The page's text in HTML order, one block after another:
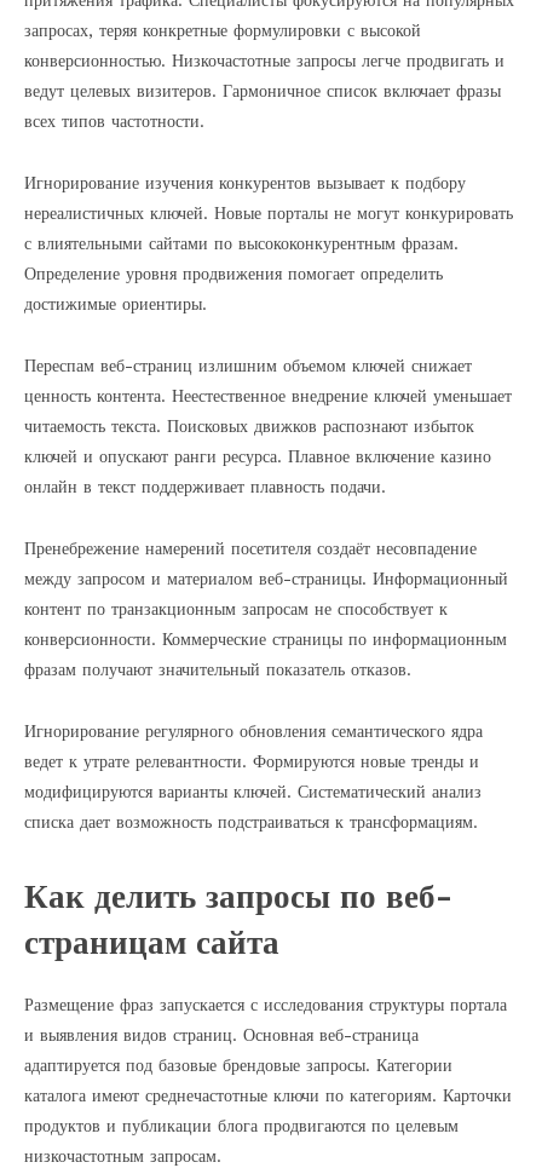
запросах, теряя конкретные формулировки с высокой
конверсионностью. Низкочастотные запросы легче продвигать и
ведут целевых визитеров. Гармоничное список включает фразы
всех типов частотности.
Игнорирование изучения конкурентов вызывает к подбору
нереалистичных ключей. Новые порталы не могут конкурировать
с влиятельными сайтами по высококонкурентным фразам.
Определение уровня продвижения помогает определить
достижимые ориентиры.
Переспам веб-страниц излишним объемом ключей снижает
ценность контента. Неестественное внедрение ключей уменьшает
читаемость текста. Поисковых движков распознают избыток
ключей и опускают ранги ресурса. Плавное включение казино
онлайн в текст поддерживает плавность подачи.
Пренебрежение намерений посетителя создаёт несовпадение
между запросом и материалом веб-страницы. Информационный
контент по транзакционным запросам не способствует к
конверсионности. Коммерческие страницы по информационным
фразам получают значительный показатель отказов.
Игнорирование регулярного обновления семантического ядра
ведет к утрате релевантности. Формируются новые тренды и
модифицируются варианты ключей. Систематический анализ
списка дает возможность подстраиваться к трансформациям.
Как делить запросы по веб-
страницам сайта
Размещение фраз запускается с исследования структуры портала
и выявления видов страниц. Основная веб-страница
адаптируется под базовые брендовые запросы. Категории
каталога имеют среднечастотные ключи по категориям. Карточки
продуктов и публикации блога продвигаются по целевым
низкочастотным запросам.